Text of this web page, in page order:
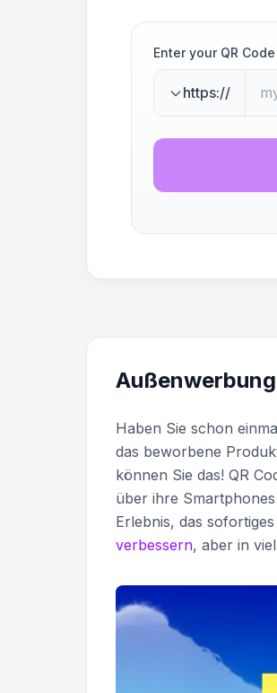
Enter your QR
https://
Haben Sie schon
das beworbene
können Sie das! QR
über ihre
Erlebnis, das
verbessern, aber in